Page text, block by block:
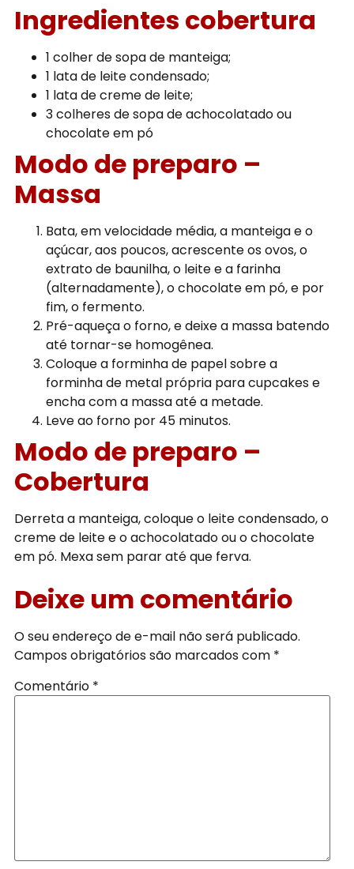
Ingredientes cobertura
1 colher de sopa de manteiga;
1 lata de leite condensado;
1 lata de creme de leite;
3 colheres de sopa de achocolatado ou
chocolate em pó
Modo de preparo –
Massa
Bata, em velocidade média, a manteiga e o
açúcar, aos poucos, acrescente os ovos, o
extrato de baunilha, o leite e a farinha
(alternadamente), o chocolate em pó, e por
fim, o fermento.
Pré-aqueça o forno, e deixe a massa batendo
até tornar-se homogênea.
Coloque a forminha de papel sobre a
forminha de metal própria para cupcakes e
encha com a massa até a metade.
Leve ao forno por 45 minutos.
Modo de preparo –
Cobertura
Derreta a manteiga, coloque o leite condensado, o
creme de leite e o achocolatado ou o chocolate
em pó. Mexa sem parar até que ferva.
Deixe um comentário
O seu endereço de e-mail não será publicado.
Campos obrigatórios são marcados com *
Comentário *